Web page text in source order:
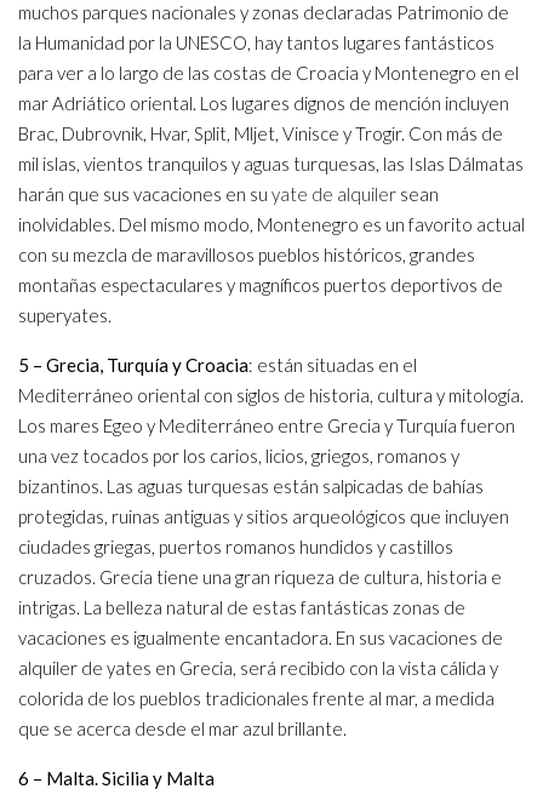
muchos parques nacionales y zonas declaradas Patrimonio de
la Humanidad por la UNESCO, hay tantos lugares fantásticos
para ver a lo largo de las costas de Croacia y Montenegro en el
mar Adriático oriental. Los lugares dignos de mención incluyen
Brac, Dubrovnik, Hvar, Split, Mljet, Vinisce y Trogir. Con más de
mil islas, vientos tranquilos y aguas turquesas, las Islas Dálmatas
harán que sus vacaciones en su yate de alquiler sean
inolvidables. Del mismo modo, Montenegro es un favorito actual
con su mezcla de maravillosos pueblos históricos, grandes
montañas espectaculares y magníficos puertos deportivos de
superyates.
5 – Grecia, Turquía y Croacia: están situadas en el
Mediterráneo oriental con siglos de historia, cultura y mitología.
Los mares Egeo y Mediterráneo entre Grecia y Turquía fueron
una vez tocados por los carios, licios, griegos, romanos y
bizantinos. Las aguas turquesas están salpicadas de bahías
protegidas, ruinas antiguas y sitios arqueológicos que incluyen
ciudades griegas, puertos romanos hundidos y castillos
cruzados. Grecia tiene una gran riqueza de cultura, historia e
intrigas. La belleza natural de estas fantásticas zonas de
vacaciones es igualmente encantadora. En sus vacaciones de
alquiler de yates en Grecia, será recibido con la vista cálida y
colorida de los pueblos tradicionales frente al mar, a medida
que se acerca desde el mar azul brillante.
6 – Malta. Sicilia y Malta